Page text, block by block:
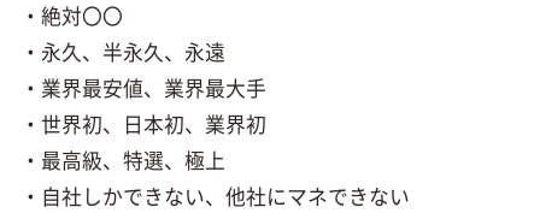
・絶対〇〇
・永久、半永久、永遠
・業界最安値、業界最大手
・世界初、日本初、業界初
・最高級、特選、極上
・自社しかできない、他社にマネできない